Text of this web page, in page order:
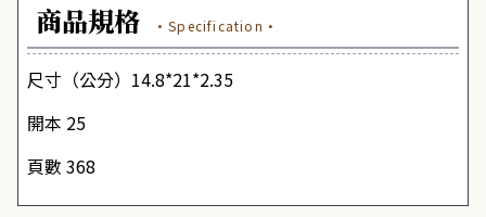
商品規格 ·Specification·
尺寸（公分）14.8*21*2.35
開本 25
頁數 368